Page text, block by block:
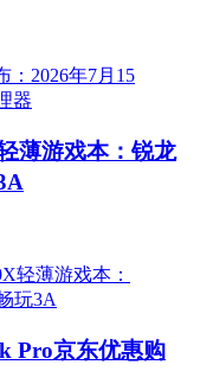
薄游戏本：锐龙
Pro京东优惠购